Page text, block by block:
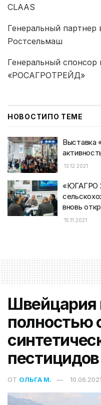
CLAAS
Генеральный
Ростсельмаш
Генеральный
«РОСАГРОТРЕЙД»
НОВОСТИПО ТЕМЕ
Выставка
13.12.2021
«ЮГАГРО
вновь
15.11.2021
полностью
пестицидов
ОТ ОЛЬГА М. 10.06.2021